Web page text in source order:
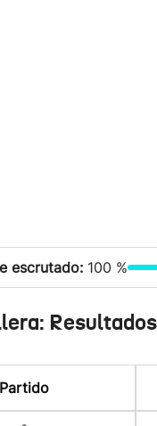
escrutado: 100 %
Partido